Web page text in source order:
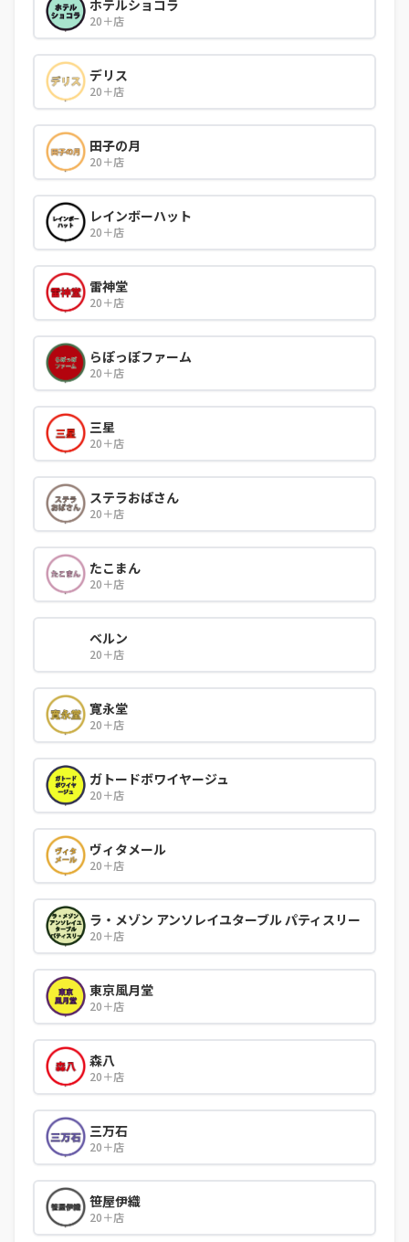
ホテルショコラ
20＋店
デリス
20＋店
田子の月
20＋店
レインボーハット
20＋店
雷神堂
20＋店
らぽっぽファーム
20＋店
三星
20＋店
ステラおばさん
20＋店
たこまん
20＋店
ベルン
20＋店
寛永堂
20＋店
ガトードボワイヤージュ
20＋店
ヴィタメール
20＋店
ラ・メゾン アンソレイユターブル パティスリー
20＋店
東京風月堂
20＋店
森八
20＋店
三万石
20＋店
笹屋伊織
20＋店